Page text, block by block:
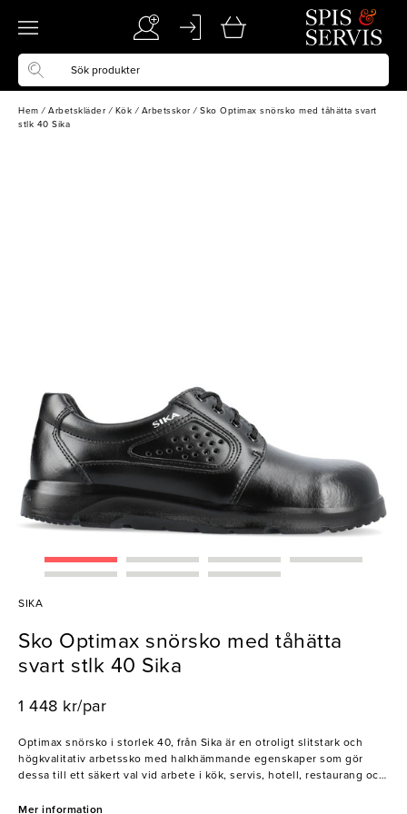
Hem / Arbetskläder / Kök / Arbetsskor / Sko Optimax snörsko med tåhätta svart
stlk 40 Sika
SIKA
Sko Optimax snörsko med tåhätta
svart stlk 40 Sika
1 448 kr/par
Optimax snörsko i storlek 40, från Sika är en otroligt slitstark och
högkvalitativ arbetssko med halkhämmande egenskaper som gör
dessa till ett säkert val vid arbete i kök, servis, hotell, restaurang och
är utrustad med en stötabsorberande inläggssula som andas och
Mer information